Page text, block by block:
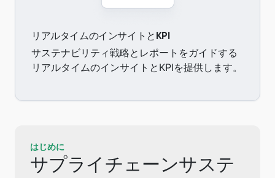
リアルタイムのインサイトとKPI
サステナビリティ戦略とレポートをガイドする
リアルタイムのインサイトとKPIを提供します。
はじめに
サプライチェーンサステ